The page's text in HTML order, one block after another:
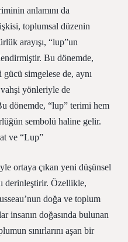
anlamını da
toplumsal düzenin
arayışı, “lup”un
Bu dönemde,
simgelese de, aynı
yönleriyle de
dönemde, “lup” terimi hem
sembolü haline gelir.
ve “Lup”
ortaya çıkan yeni düşünsel
derinleştirir. Özellikle,
doğa ve toplum
insanın doğasında bulunan
sınırlarını aşan bir